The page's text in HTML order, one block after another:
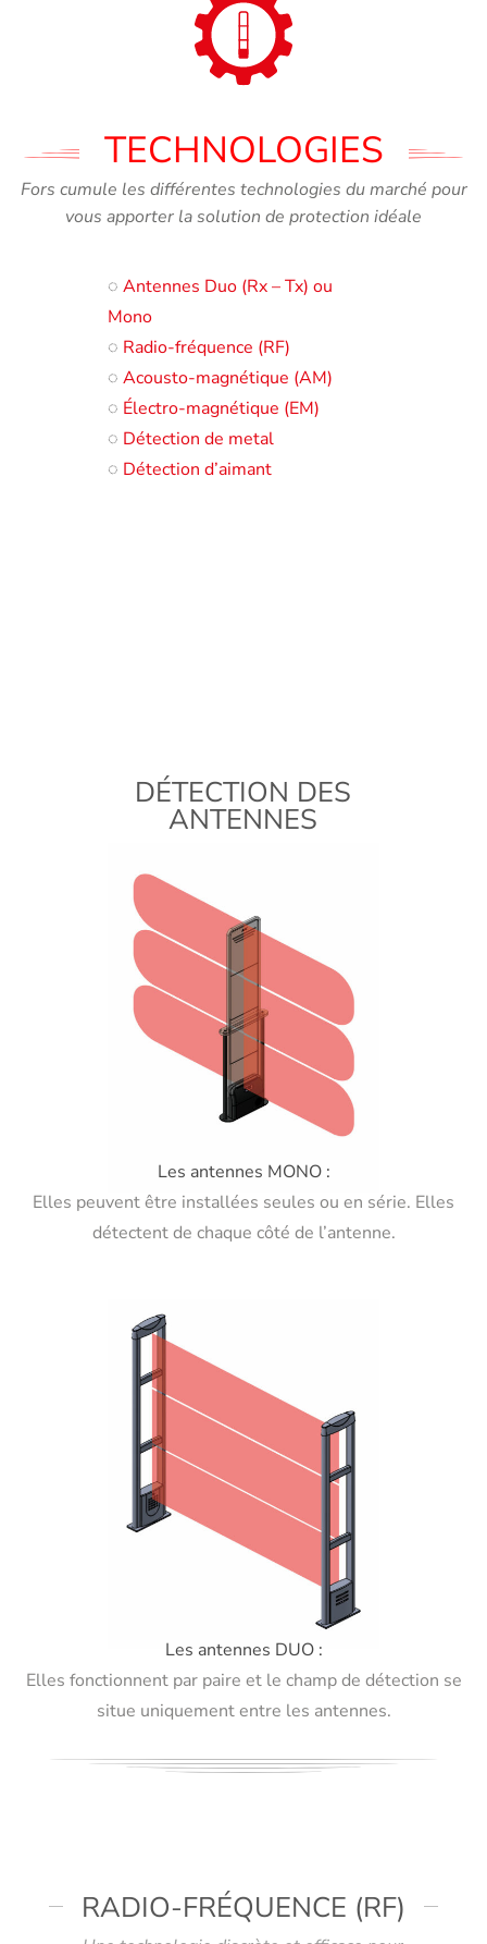
TECHNOLOGIES
Fors cumule les différentes technologies du marché pour
vous apporter la solution de protection idéale
◌ Antennes Duo (Rx – Tx) ou
Mono
◌ Radio-fréquence (RF)
◌ Acousto-magnétique (AM)
◌ Électro-magnétique (EM)
◌ Détection de metal
◌ Détection d’aimant
DÉTECTION DES
ANTENNES
Les antennes MONO :
Elles peuvent être installées seules ou en série. Elles
détectent de chaque côté de l’antenne.
Les antennes DUO :
Elles fonctionnent par paire et le champ de détection se
situe uniquement entre les antennes.
RADIO-FRÉQUENCE (RF)